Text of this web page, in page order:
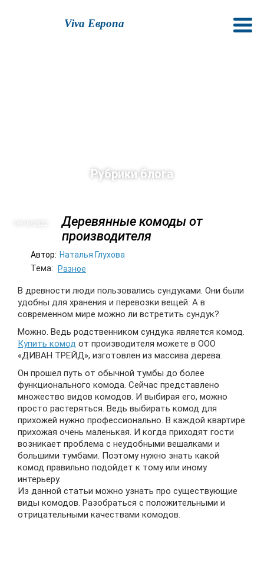
Viva Европа
Рубрики блога
Деревянные комоды от
производителя
Автор: Наталья Глухова
Тема:
Разное
В древности люди пользовались сундуками. Они были
удобны для хранения и перевозки вещей. А в
современном мире можно ли встретить сундук?
Можно. Ведь родственником сундука является комод.
Купить комод от производителя можете в ООО
«ДИВАН ТРЕЙД», изготовлен из массива дерева.
Он прошел путь от обычной тумбы до более
функционального комода. Сейчас представлено
множество видов комодов. И выбирая его, можно
просто растеряться. Ведь выбирать комод для
прихожей нужно профессионально. В каждой квартире
прихожая очень маленькая. И когда приходят гости
возникает проблема с неудобными вешалками и
большими тумбами. Поэтому нужно знать какой
комод правильно подойдет к тому или иному
интерьеру.
Из данной статьи можно узнать про существующие
виды комодов. Разобраться с положительными и
отрицательными качествами комодов.